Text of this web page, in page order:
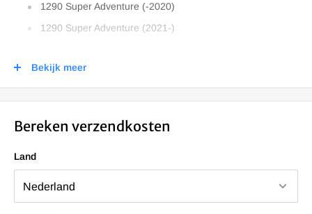
1290 Super Adventure (-2020)
1290 Super Adventure (2021-)
690 Enduro
790 Adventure R
C 400 GT 2018- (0C09)
Bekijk meer
Bereken verzendkosten
Land